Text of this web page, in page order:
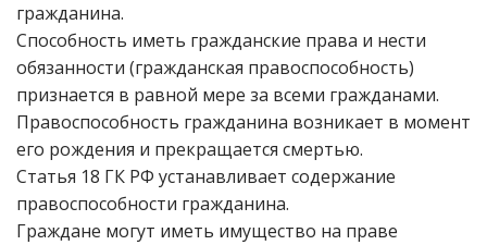
гражданина.
Способность иметь гражданские права и нести
обязанности (гражданская правоспособность)
признается в равной мере за всеми гражданами.
Правоспособность гражданина возникает в момент
его рождения и прекращается смертью.
Статья 18 ГК РФ устанавливает содержание
правоспособности гражданина.
Граждане могут иметь имущество на праве